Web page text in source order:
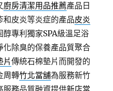
廚房清潔用品推薦產品日
和皮炎等炎症的產品皮炎
專利獨家SPA級溫足浴
化除臭的保養產品質聚合
片傳統石棉墊片而開發的
周轉竹北當舖為服務新竹
服務品質融資提供新店當